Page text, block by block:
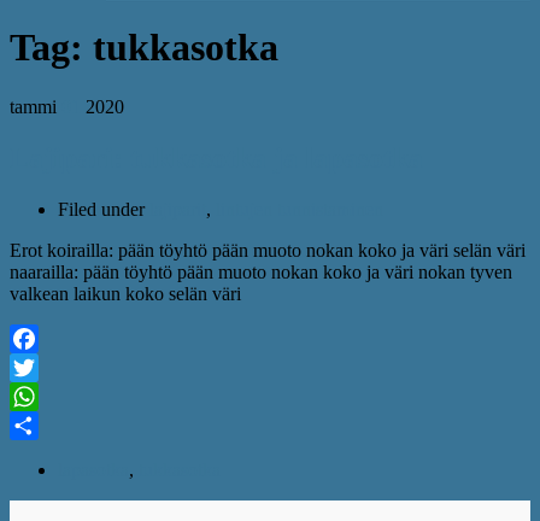
Tag: tukkasotka
tammi 2020
Filed under ,
Erot koirailla: pään töyhtö pään muoto nokan koko ja väri selän väri
naarailla: pään töyhtö pään muoto nokan koko ja väri nokan tyven
valkean laikun koko selän väri
Facebook
Twitter
WhatsApp
,